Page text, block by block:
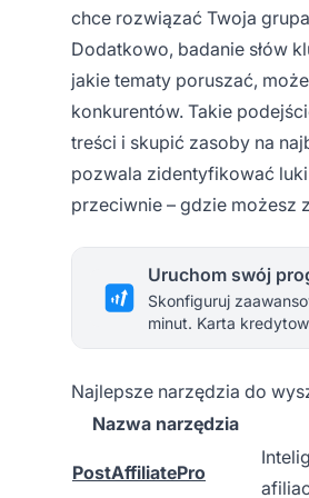
chce rozwiązać Twoja
Dodatkowo, badanie słów
jakie tematy poruszać,
konkurentów. Takie
treści i skupić zasoby na
pozwala zidentyfikować luki
przeciwnie – gdzie możesz
Skonfiguruj
minut. Karta
Najlepsze narzędzia do
Nazwa narzędzia
PostAffiliatePro